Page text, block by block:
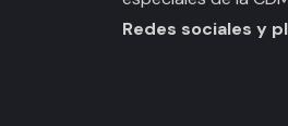
Redes sociales y